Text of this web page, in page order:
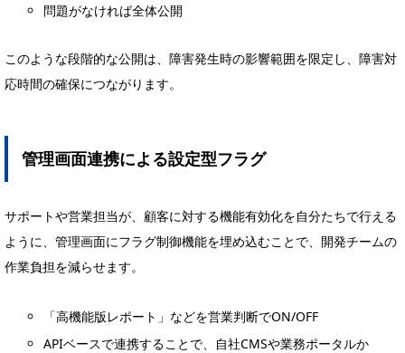
問題がなければ全体公開
このような段階的な公開は、障害発生時の影響範囲を限定し、障害対
応時間の確保につながります。
管理画面連携による設定型フラグ
サポートや営業担当が、顧客に対する機能有効化を自分たちで行える
ように、管理画面にフラグ制御機能を埋め込むことで、開発チームの
作業負担を減らせます。
「高機能版レポート」などを営業判断でON/OFF
APIベースで連携することで、自社CMSや業務ポータルか